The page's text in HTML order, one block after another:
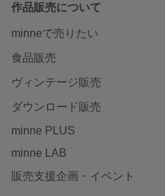
作品販売について
minneで売りたい
食品販売
ヴィンテージ販売
ダウンロード販売
minne PLUS
minne LAB
販売支援企画・イベント